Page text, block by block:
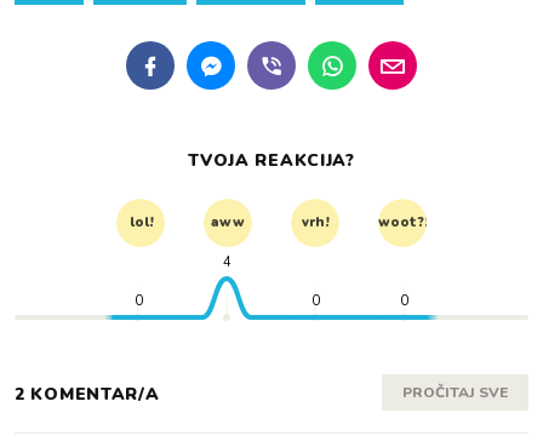
TVOJA REAKCIJA?
lol! aww vrh! woot?!
0
4
0 0
2 KOMENTAR/A PROČITAJ SVE